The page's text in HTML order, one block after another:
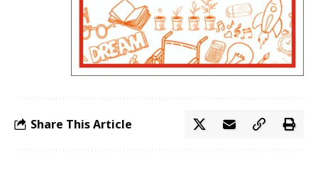
Share This Article